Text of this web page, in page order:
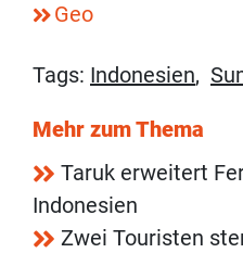
Geo
Tags: Indonesien,
Mehr zum Thema
Taruk erweitert
Indonesien
Zwei Touristen